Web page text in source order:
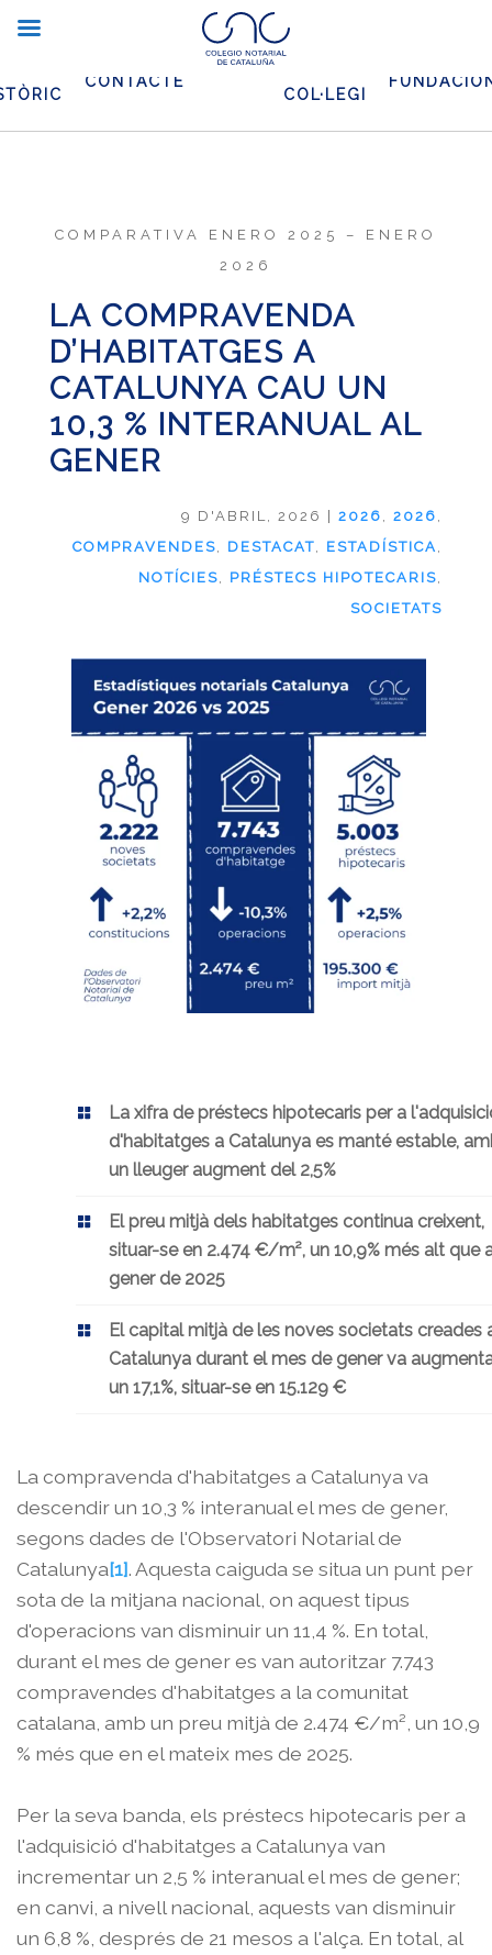
CONTACTE
COL·LEGI
COMPARATIVA ENERO 2025 – ENERO
2026
LA COMPRAVENDA
D’HABITATGES A
CATALUNYA CAU UN
10,3 % INTERANUAL AL
GENER
9 D'ABRIL, 2026 |2026 ,2026 ,
COMPRAVENDES, DESTACAT, ESTADÍSTICA ,
NOTÍCIES, PRÉSTECS HIPOTECARIS,
SOCIETATS
La xifra de préstecs hipotecaris per a
d'habitatges a Catalunya es manté estable,
un lleuger augment del 2,5%
El preu mitjà dels habitatges continua creixent,
situar-se en 2.474 €/m², un 10,9% més alt que
gener de 2025
El capital mitjà de les noves societats creades
Catalunya durant el mes de gener va
un 17,1%, situar-se en 15.129 €
La compravenda d'habitatges a Catalunya va
descendir un 10,3 % interanual el mes de gener,
segons dades de l'Observatori Notarial de
Catalunya[1]. Aquesta caiguda se situa un punt per
sota de la mitjana nacional, on aquest tipus
d'operacions van disminuir un 11,4 %. En total,
durant el mes de gener es van autoritzar 7.743
compravendes d'habitatges a la comunitat
catalana, amb un preu mitjà de 2.474 €/m², un 10,9
% més que en el mateix mes de 2025.
Per la seva banda, els préstecs hipotecaris per a
l'adquisició d'habitatges a Catalunya van
incrementar un 2,5 % interanual el mes de gener;
en canvi, a nivell nacional, aquests van disminuir
un 6,8 %, després de 21 mesos a l'alça. En total, al